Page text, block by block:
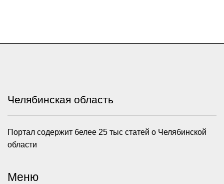
Челябинская область
Портал содержит белее 25 тыс статей о Челябинской
области
Меню